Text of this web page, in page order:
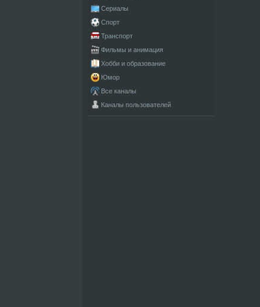
Сериалы
Спорт
Транспорт
Фильмы и анимация
Хобби и образование
Юмор
Все каналы
Каналы пользователей